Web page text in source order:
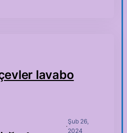
lavabo
·
Şub 26,
2024